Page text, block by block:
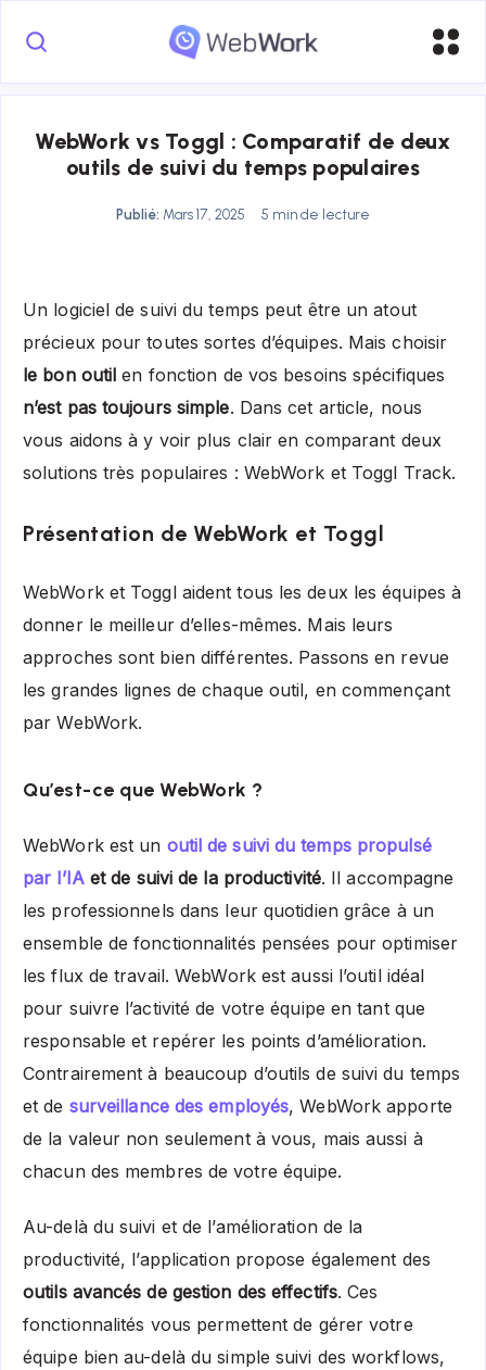
WebWork vs Toggl : Comparatif de deux
outils de suivi du temps populaires
Publié: Mars 17, 2025 5 min de lecture
Un logiciel de suivi du temps peut être un atout
précieux pour toutes sortes d’équipes. Mais choisir
le bon outil en fonction de vos besoins spécifiques
n’est pas toujours simple. Dans cet article, nous
vous aidons à y voir plus clair en comparant deux
solutions très populaires : WebWork et Toggl Track.
Présentation de WebWork et Toggl
WebWork et Toggl aident tous les deux les équipes à
donner le meilleur d’elles-mêmes. Mais leurs
approches sont bien différentes. Passons en revue
les grandes lignes de chaque outil, en commençant
par WebWork.
Qu’est-ce que WebWork ?
WebWork est un outil de suivi du temps propulsé
par l’IA et de suivi de la productivité. Il accompagne
les professionnels dans leur quotidien grâce à un
ensemble de fonctionnalités pensées pour optimiser
les flux de travail. WebWork est aussi l’outil idéal
pour suivre l’activité de votre équipe en tant que
responsable et repérer les points d’amélioration.
Contrairement à beaucoup d’outils de suivi du temps
et de surveillance des employés, WebWork apporte
de la valeur non seulement à vous, mais aussi à
chacun des membres de votre équipe.
Au-delà du suivi et de l’amélioration de la
productivité, l’application propose également des
outils avancés de gestion des effectifs. Ces
fonctionnalités vous permettent de gérer votre
équipe bien au-delà du simple suivi des workflows,